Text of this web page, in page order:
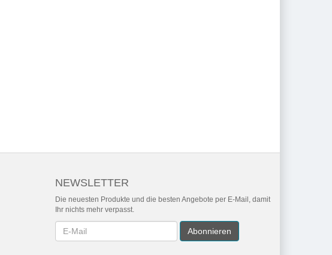
NEWSLETTER
Die neuesten Produkte und die besten Angebote per E-Mail, damit
Ihr nichts mehr verpasst.
Newsletter Abonnieren